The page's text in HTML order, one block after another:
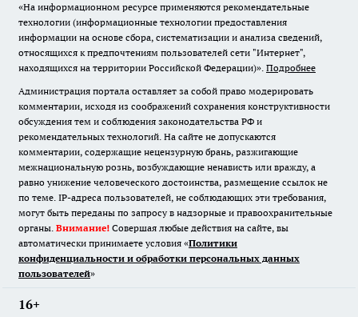
«На информационном ресурсе применяются рекомендательные
технологии (информационные технологии предоставления
информации на основе сбора, систематизации и анализа сведений,
относящихся к предпочтениям пользователей сети "Интернет",
находящихся на территории Российской Федерации)». Подробнее
Администрация портала оставляет за собой право модерировать
комментарии, исходя из соображений сохранения конструктивности
обсуждения тем и соблюдения законодательства РФ и
рекомендательных технологий. На сайте не допускаются
комментарии, содержащие нецензурную брань, разжигающие
межнациональную рознь, возбуждающие ненависть или вражду, а
равно унижение человеческого достоинства, размещение ссылок не
по теме. IP-адреса пользователей, не соблюдающих эти требования,
могут быть переданы по запросу в надзорные и правоохранительные
органы. Внимание! Совершая любые действия на сайте, вы
автоматически принимаете условия «Политики
конфиденциальности и обработки персональных данных
пользователей»
16+